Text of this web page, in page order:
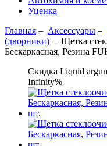
Уценка
Главная – Аксессуары –
(дворники) – Щетка
Бескаркасная, Резина
Скидка Liquid
Infinity%